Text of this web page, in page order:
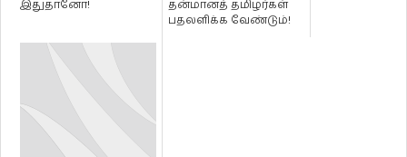
இதுதானோ!
தன்மானத் தமிழர்கள்
பதலளிக்க வேண்டும்!